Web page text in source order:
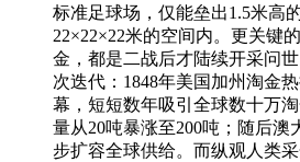
标准足球场，仅能垒出1.5米高
22×22×22米的空间内。更关键
金，都是二战后才陆续开采问
次迭代：1848年美国加州淘金
幕，短短数年吸引全球数十万
量从20吨暴涨至200吨；随后澳
步扩容全球供给。而纵观人类